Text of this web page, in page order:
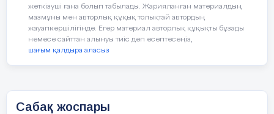
жеткізуші ғана болып табылады. Жарияланған материалдың
мазмұны мен авторлық құқық толықтай автордың
жауапкершілігінде. Егер материал авторлық құқықты бұзады
немесе сайттан алынуы тиіс деп есептесеңіз,
шағым қалдыра аласыз
Сабақ жоспары